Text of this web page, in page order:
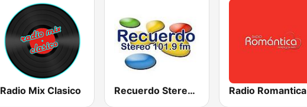
Radio Mix Clasico Recuerdo Stereo 101.9 FM Radio Romantica